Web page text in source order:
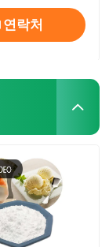
연락처